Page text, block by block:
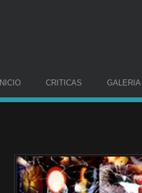
INICIO CRITICAS GALERIA